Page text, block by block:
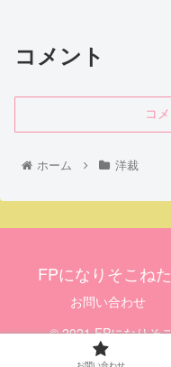
コメント
コ
ホーム 洋裁
FPになりそこね
お問い合わせ
© 2021 FPになりそ